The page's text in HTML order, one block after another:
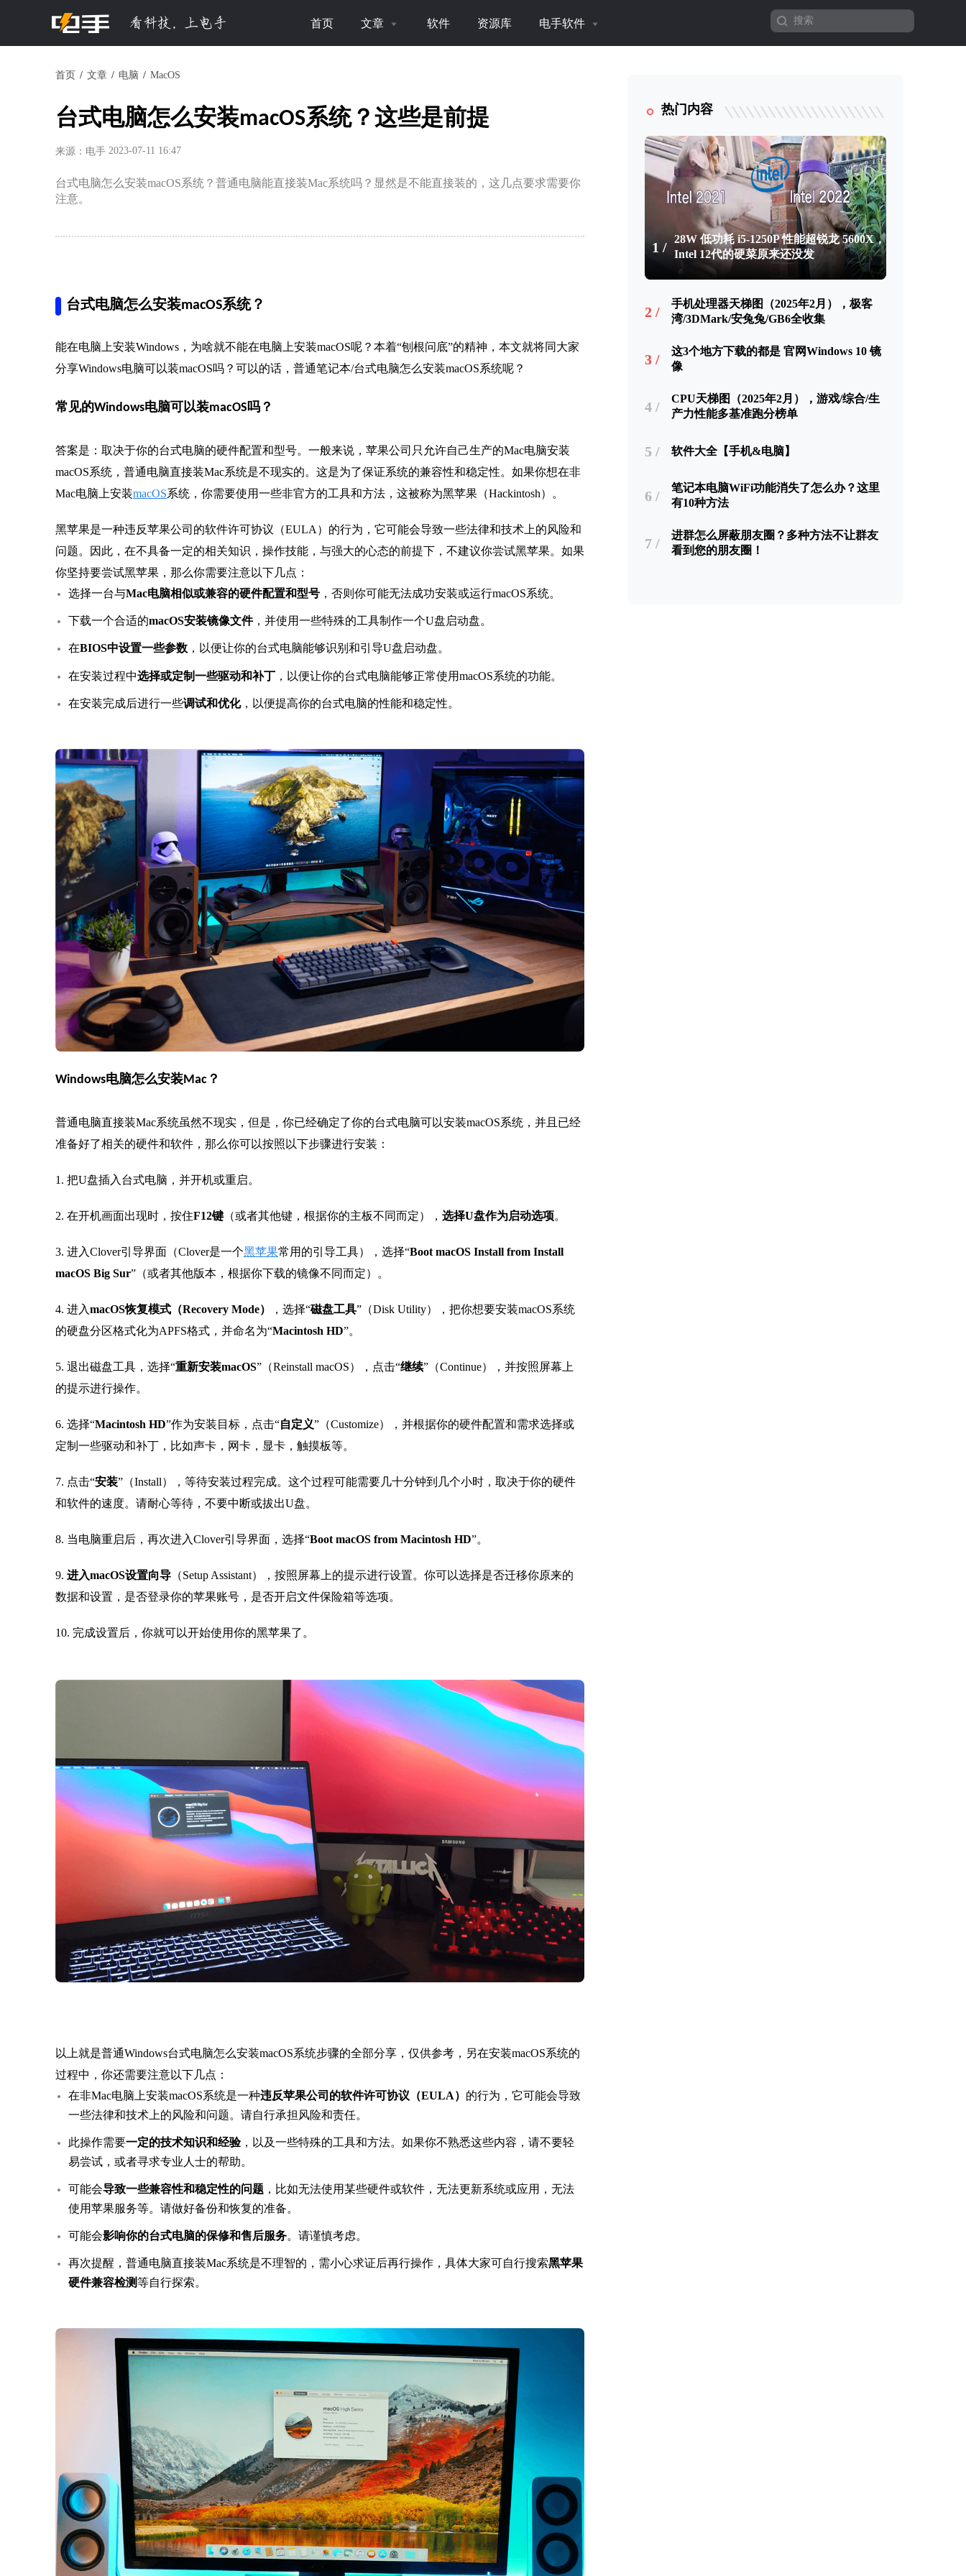
首页 文章 软件 资源库 电手软件
首页 文章 电脑 MacOS
台式电脑怎么安装macOS系统？这些是前提
来源：电手 2023-07-11 16:47
台式电脑怎么安装macOS系统？普通电脑能直接装Mac系统吗？显然是不能直接装的，这几点要求需要你
注意。
台式电脑怎么安装macOS系统？
能在电脑上安装Windows，为啥就不能在电脑上安装macOS呢？本着“刨根问底”的精神，本文就将同大家
分享Windows电脑可以装macOS吗？可以的话，普通笔记本/台式电脑怎么安装macOS系统呢？
常见的Windows电脑可以装macOS吗？
答案是：取决于你的台式电脑的硬件配置和型号。一般来说，苹果公司只允许自己生产的Mac电脑安装
macOS系统，普通电脑直接装Mac系统是不现实的。这是为了保证系统的兼容性和稳定性。如果你想在非
Mac电脑上安装macOS系统，你需要使用一些非官方的工具和方法，这被称为黑苹果（Hackintosh）。
黑苹果是一种违反苹果公司的软件许可协议（EULA）的行为，它可能会导致一些法律和技术上的风险和
问题。因此，在不具备一定的相关知识，操作技能，与强大的心态的前提下，不建议你尝试黑苹果。如果
你坚持要尝试黑苹果，那么你需要注意以下几点：
选择一台与Mac电脑相似或兼容的硬件配置和型号 ，否则你可能无法成功安装或运行macOS系统。
下载一个合适的macOS安装镜像文件，并使用一些特殊的工具制作一个U盘启动盘。
在BIOS中设置一些参数 ，以便让你的台式电脑能够识别和引导U盘启动盘。
在安装过程中选择或定制一些驱动和补丁 ，以便让你的台式电脑能够正常使用macOS系统的功能。
在安装完成后进行一些调试和优化，以便提高你的台式电脑的性能和稳定性。
Windows电脑怎么安装Mac？
普通电脑直接装Mac系统虽然不现实，但是，你已经确定了你的台式电脑可以安装macOS系统，并且已经
准备好了相关的硬件和软件，那么你可以按照以下步骤进行安装：
1. 把U盘插入台式电脑，并开机或重启。
2. 在开机画面出现时，按住F12键 （或者其他键，根据你的主板不同而定）， 选择U盘作为启动选项。
3. 进入Clover引导界面（Clover是一个黑苹果常用的引导工具），选择“Boot macOS Install from Install
macOS Big Sur”（或者其他版本，根据你下载的镜像不同而定）。
4. 进入macOS恢复模式（Recovery Mode） ，选择“磁盘工具”（Disk Utility），把你想要安装macOS系统
的硬盘分区格式化为APFS格式，并命名为“Macintosh HD”。
5. 退出磁盘工具，选择“重新安装macOS”（Reinstall macOS），点击“继续”（Continue），并按照屏幕上
的提示进行操作。
6. 选择“Macintosh HD”作为安装目标，点击“自定义”（Customize），并根据你的硬件配置和需求选择或
定制一些驱动和补丁，比如声卡，网卡，显卡，触摸板等。
7. 点击“安装”（Install），等待安装过程完成。这个过程可能需要几十分钟到几个小时，取决于你的硬件
和软件的速度。请耐心等待，不要中断或拔出U盘。
8. 当电脑重启后，再次进入Clover引导界面，选择“Boot macOS from Macintosh HD”。
9. 进入macOS设置向导 （Setup Assistant），按照屏幕上的提示进行设置。你可以选择是否迁移你原来的
数据和设置，是否登录你的苹果账号，是否开启文件保险箱等选项。
10. 完成设置后，你就可以开始使用你的黑苹果了。
以上就是普通Windows台式电脑怎么安装macOS系统步骤的全部分享，仅供参考，另在安装macOS系统的
过程中，你还需要注意以下几点：
在非Mac电脑上安装macOS系统是一种违反苹果公司的软件许可协议（EULA） 的行为，它可能会导致
一些法律和技术上的风险和问题。请自行承担风险和责任。
此操作需要一定的技术知识和经验，以及一些特殊的工具和方法。如果你不熟悉这些内容，请不要轻
易尝试，或者寻求专业人士的帮助。
可能会导致一些兼容性和稳定性的问题 ，比如无法使用某些硬件或软件，无法更新系统或应用，无法
使用苹果服务等。请做好备份和恢复的准备。
可能会影响你的台式电脑的保修和售后服务。请谨慎考虑。
再次提醒，普通电脑直接装Mac系统是不理智的，需小心求证后再行操作，具体大家可自行搜索黑苹果
硬件兼容检测等自行探索。
热门内容
1 /
28W 低功耗 i5-1250P 性能超锐龙 5600X，
Intel 12代的硬菜原来还没发
2 /
手机处理器天梯图（2025年2月），极客
湾/3DMark/安兔兔/GB6全收集
3 /
这3个地方下载的都是 官网Windows 10 镜
像
4 /
CPU天梯图（2025年2月），游戏/综合/生
产力性能多基准跑分榜单
5 / 软件大全【手机&电脑】
6 /
笔记本电脑WiFi功能消失了怎么办？这里
有10种方法
7 /
进群怎么屏蔽朋友圈？多种方法不让群友
看到您的朋友圈！